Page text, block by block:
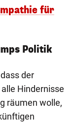
für
Politik
der
Hindernisse
räumen wolle,